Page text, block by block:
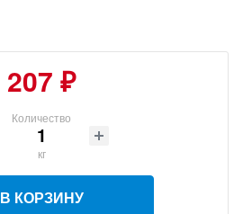
207 ₽
Количество
кг
В КОРЗИНУ